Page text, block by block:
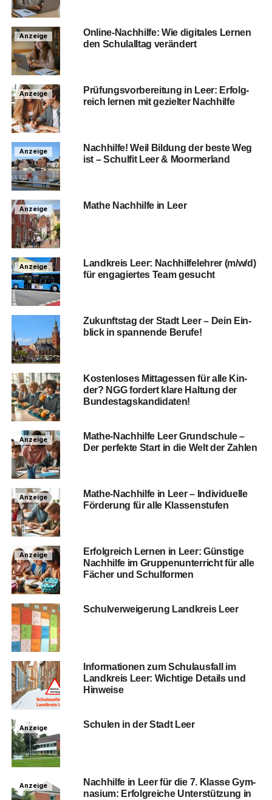
Anzeige
Online-Nach­hil­fe: Wie digi­ta­les Ler­nen
den Schul­all­tag verändert
Anzeige
Prü­fungs­vor­be­rei­tung in Leer: Erfolg­
reich ler­nen mit geziel­ter Nachhilfe
Anzeige
Nach­hil­fe! Weil Bil­dung der bes­te Weg
ist – Schul­fit Leer & Moormerland
Anzeige Mathe Nach­hil­fe in Leer
Anzeige
Land­kreis Leer: Nach­hil­fe­leh­rer (m/w/d)
für enga­gier­tes Team gesucht
Zukunfts­tag der Stadt Leer – Dein Ein­
blick in span­nen­de Berufe!
Kos­ten­lo­ses Mit­tag­essen für alle Kin­
der? NGG for­dert kla­re Hal­tung der
Bundestagskandidaten!
Anzeige
Mathe-Nach­hil­fe Leer Grund­schu­le –
Der per­fek­te Start in die Welt der Zahlen
Anzeige
Mathe-Nach­hil­fe in Leer – Indi­vi­du­el­le
För­de­rung für alle Klassenstufen
Anzeige
Erfolg­reich Ler­nen in Leer: Güns­ti­ge
Nach­hil­fe im Grup­pen­un­ter­richt für alle
Fächer und Schulformen
Schul­ver­wei­ge­rung Land­kreis Leer
Infor­ma­tio­nen zum Schul­aus­fall im
Land­kreis Leer: Wich­ti­ge Details und
Hinweise
Anzeige Schu­len in der Stadt Leer
Anzeige
Nach­hil­fe in Leer für die 7. Klas­se Gym­
na­si­um: Erfolg­rei­che Unter­stüt­zung in